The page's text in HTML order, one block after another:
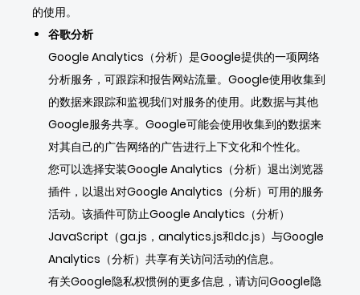
的使用。
谷歌分析
Google Analytics（分析）是Google提供的一项网络
分析服务，可跟踪和报告网站流量。Google使用收集到
的数据来跟踪和监视我们对服务的使用。此数据与其他
Google服务共享。Google可能会使用收集到的数据来
对其自己的广告网络的广告进行上下文化和个性化。
您可以选择安装Google Analytics（分析）退出浏览器
插件，以退出对Google Analytics（分析）可用的服务
活动。该插件可防止Google Analytics（分析）
JavaScript（ga.js，analytics.js和dc.js）与Google
Analytics（分析）共享有关访问活动的信息。
有关Google隐私权惯例的更多信息，请访问Google隐